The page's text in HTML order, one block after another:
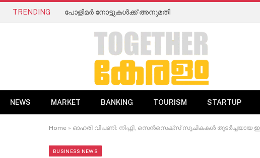
TRENDING പോളിമർ നോട്ടുകൾക്ക് അനുമതി
NEWS MARKET BANKING TOURISM STARTUP
Home » ഓഹരി വിപണി: നിഫ്റ്റി, സെൻസെക്സ് സൂചികകൾ തുടർച്ചയായ
BUSINESS NEWS